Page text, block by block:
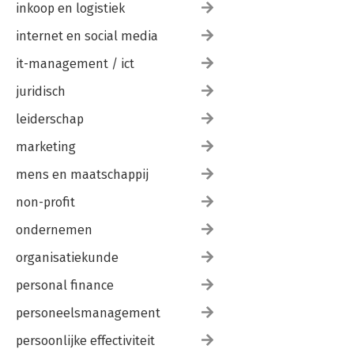
inkoop en logistiek
internet en social media
it-management / ict
juridisch
leiderschap
marketing
mens en maatschappij
non-profit
ondernemen
organisatiekunde
personal finance
personeelsmanagement
persoonlijke effectiviteit